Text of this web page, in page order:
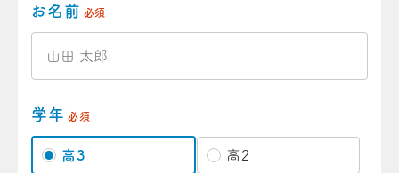
お名前 必須
学年 必須
高3 高2